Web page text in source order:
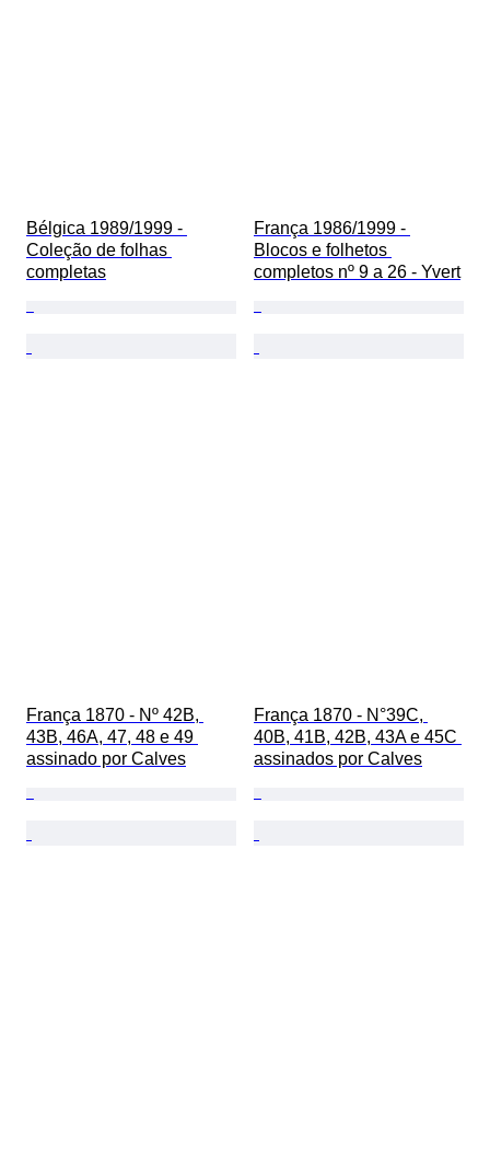
Bélgica 1989/1999 -
Coleção de folhas
completas
França 1986/1999 -
Blocos e folhetos
completos nº 9 a 26 - Yvert
França 1870 - Nº 42B,
43B, 46A, 47, 48 e 49
assinado por Calves
França 1870 - N°39C,
40B, 41B, 42B, 43A e 45C
assinados por Calves